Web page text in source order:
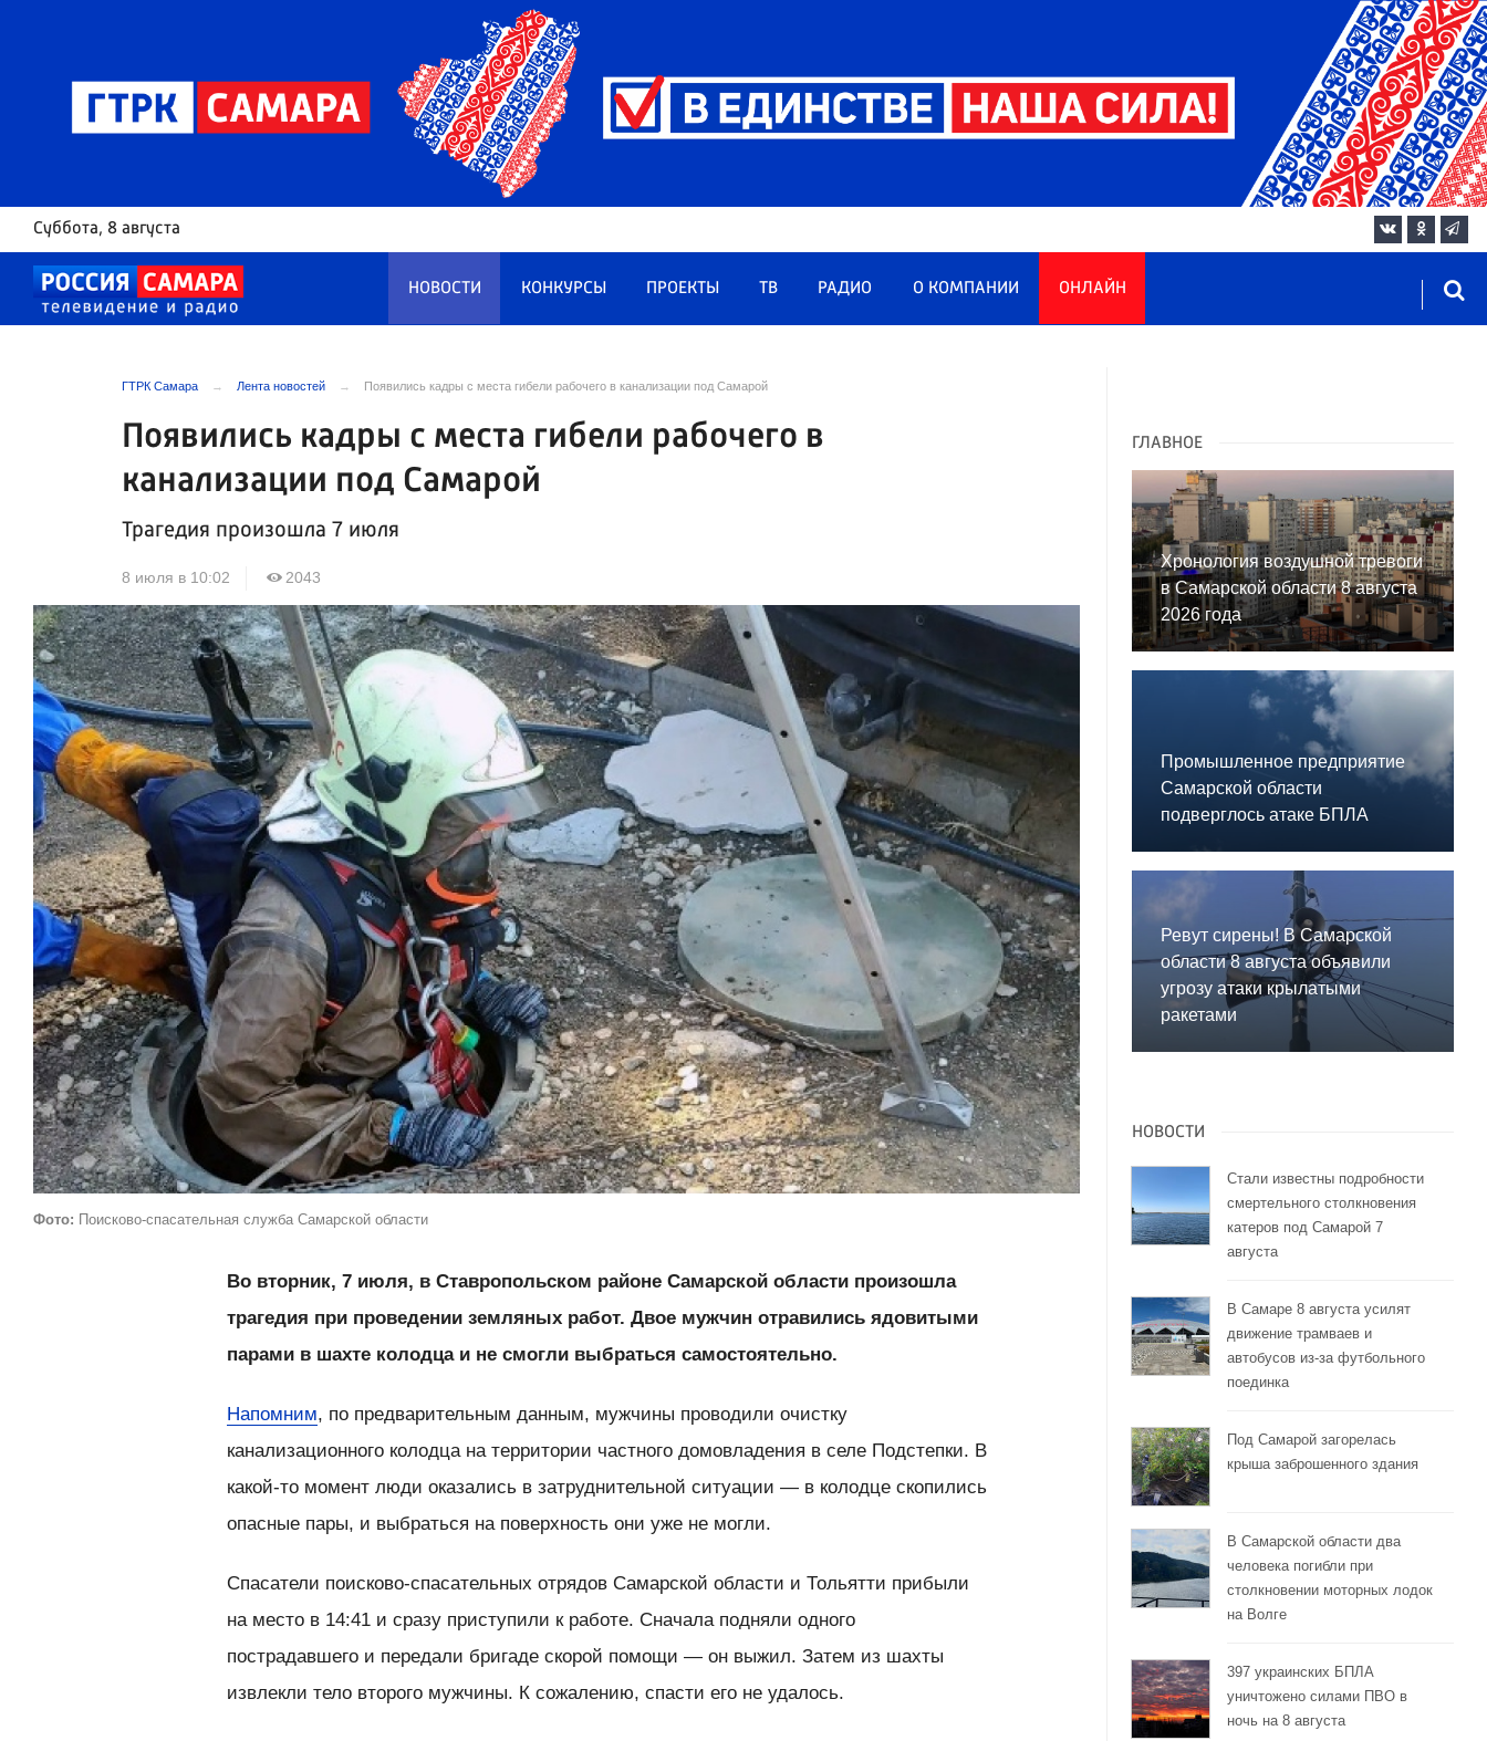
Суббота, 8 августа
НОВОСТИ КОНКУРСЫ ПРОЕКТЫ ТВ РАДИО О КОМПАНИИ ОНЛАЙН
ГТРК Самара Лента новостей Появились кадры с места гибели рабочего в канализации под Самарой
Появились кадры с места гибели рабочего в
канализации под Самарой
Трагедия произошла 7 июля
8 июля в 10:02 2043
Фото: Поисково-спасательная служба Самарской области
Во вторник, 7 июля, в Ставропольском районе Самарской области произошла
трагедия при проведении земляных работ. Двое мужчин отравились ядовитыми
парами в шахте колодца и не смогли выбраться самостоятельно.
Напомним, по предварительным данным, мужчины проводили очистку
канализационного колодца на территории частного домовладения в селе Подстепки. В
какой-то момент люди оказались в затруднительной ситуации — в колодце скопились
опасные пары, и выбраться на поверхность они уже не могли.
Спасатели поисково-спасательных отрядов Самарской области и Тольятти прибыли
на место в 14:41 и сразу приступили к работе. Сначала подняли одного
пострадавшего и передали бригаде скорой помощи — он выжил. Затем из шахты
извлекли тело второго мужчины. К сожалению, спасти его не удалось.
ГЛАВНОЕ
Хронология воздушной тревоги
в Самарской области 8 августа
2026 года
Промышленное предприятие
Самарской области
подверглось атаке БПЛА
Ревут сирены! В Самарской
области 8 августа объявили
угрозу атаки крылатыми
ракетами
НОВОСТИ
Стали известны подробности
смертельного столкновения
катеров под Самарой 7
августа
В Самаре 8 августа усилят
движение трамваев и
автобусов из-за футбольного
поединка
Под Самарой загорелась
крыша заброшенного здания
В Самарской области два
человека погибли при
столкновении моторных лодок
на Волге
397 украинских БПЛА
уничтожено силами ПВО в
ночь на 8 августа